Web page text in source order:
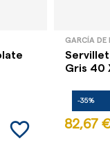
favorite_border
GARCÍA DE
Gris 40
-35%
82,67